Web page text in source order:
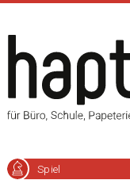
Spiel